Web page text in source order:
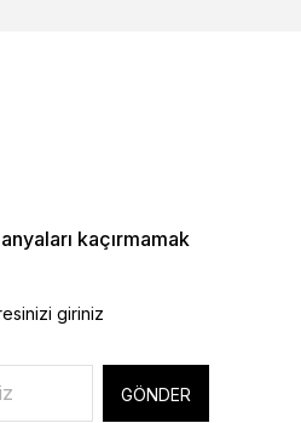
kaçırmamak
giriniz
GÖNDER